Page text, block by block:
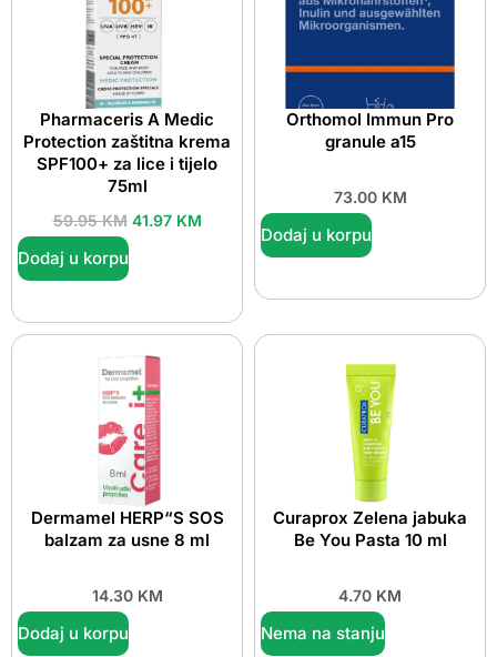
Pharmaceris A Medic
Protection zaštitna krema
SPF100+ za lice i tijelo
75ml
59.95KM 41.97 KM
Dodaj u korpu
Orthomol Immun Pro
granule a15
73.00 KM
Dodaj u korpu
Dermamel HERP“S SOS
balzam za usne 8 ml
14.30 KM
Dodaj u korpu
Curaprox Zelena jabuka
Be You Pasta 10 ml
4.70 KM
Nema na stanju